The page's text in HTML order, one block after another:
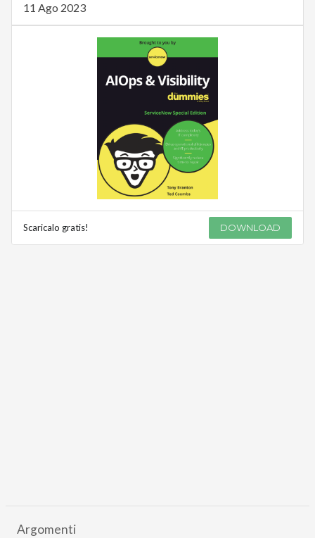
11 Ago 2023
Scaricalo gratis! DOWNLOAD
Argomenti